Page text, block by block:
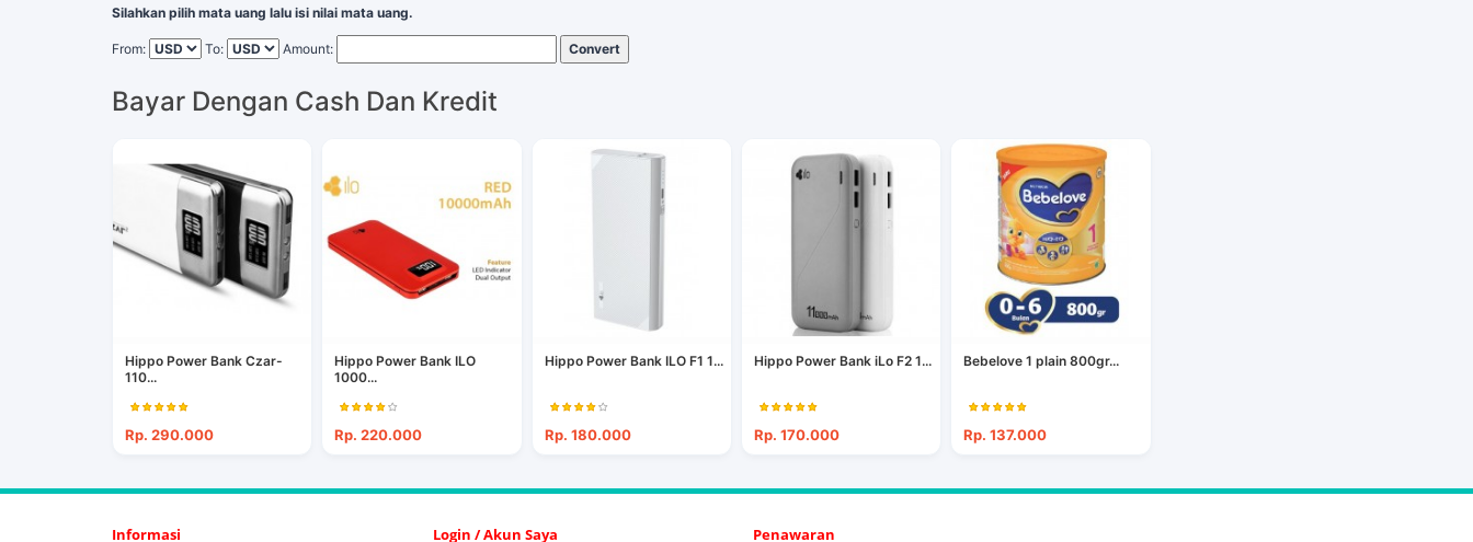
Silahkan pilih mata uang lalu isi nilai mata uang.
From: To: Amount: Convert
Bayar Dengan Cash Dan Kredit
Hippo Power Bank Czar-
110...
Rp. 290.000
Hippo Power Bank ILO
1000...
Rp. 220.000
Hippo Power Bank ILO F1 1...
Rp. 180.000
Hippo Power Bank iLo F2 1...
Rp. 170.000
Bebelove 1 plain 800gr...
Rp. 137.000
Informasi Login / Akun Saya Penawaran